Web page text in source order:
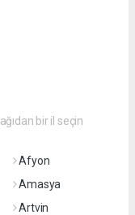
bir il seçin
Afyon
Amasya
Artvin